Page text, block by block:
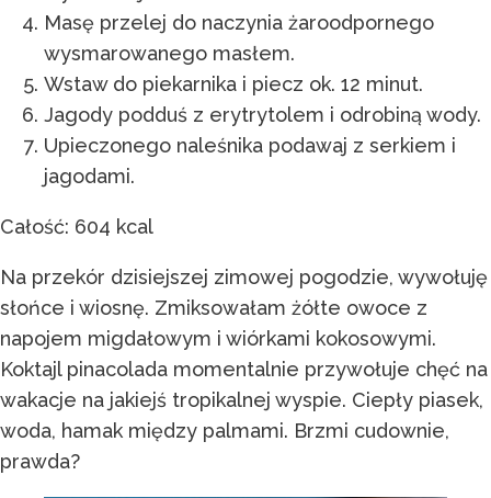
Masę przelej do naczynia żaroodpornego
wysmarowanego masłem.
Wstaw do piekarnika i piecz ok. 12 minut.
Jagody podduś z erytrytolem i odrobiną wody.
Upieczonego naleśnika podawaj z serkiem i
jagodami.
Całość: 604 kcal
Na przekór dzisiejszej zimowej pogodzie, wywołuję
słońce i wiosnę. Zmiksowałam żółte owoce z
napojem migdałowym i wiórkami kokosowymi.
Koktajl pinacolada momentalnie przywołuje chęć na
wakacje na jakiejś tropikalnej wyspie. Ciepły piasek,
woda, hamak między palmami. Brzmi cudownie,
prawda?